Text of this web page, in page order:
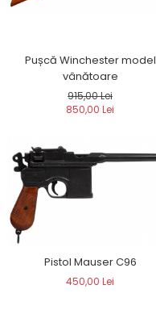
Pușcă Winchester model
vânătoare
915,00 Lei
850,00 Lei
Pistol Mauser C96
450,00 Lei